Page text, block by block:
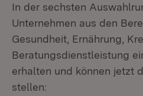
In der sechsten
Unternehmen aus den
Gesundheit, Ernährung,
Beratungsdienstleistung
erhalten und können jetzt
stellen: